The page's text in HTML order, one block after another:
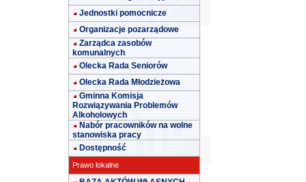
Jednostki pomocnicze
Organizacje pozarządowe
Zarządca zasobów
komunalnych
Olecka Rada Seniorów
Olecka Rada Młodzieżowa
Gminna Komisja
Rozwiązywania Problemów
Alkoholowych
Nabór pracowników na wolne
stanowiska pracy
Dostępność
Prawo lokalne